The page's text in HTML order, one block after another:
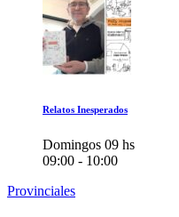
Relatos Inesperados
Domingos 09 hs
09:00 - 10:00
Provinciales